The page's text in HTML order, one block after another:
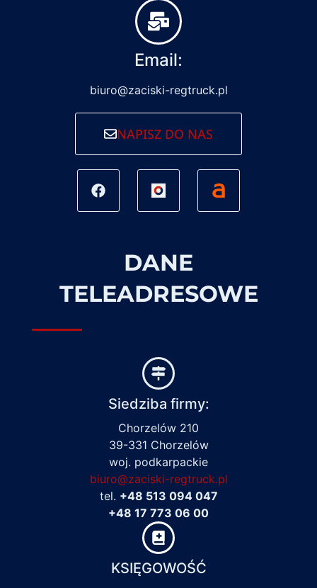
Email:
biuro@zaciski-regtruck.pl
NAPISZ DO NAS
DANE
TELEADRESOWE
Siedziba firmy:
Chorzelów 210
39-331 Chorzelów
woj. podkarpackie
biuro@zaciski-regtruck.pl
tel. +48 513 094 047
+48 17 773 06 00
KSIĘGOWOŚĆ